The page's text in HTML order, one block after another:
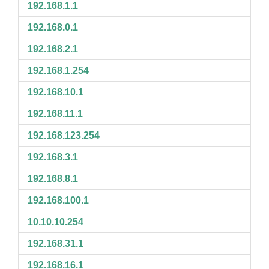
192.168.1.1
192.168.0.1
192.168.2.1
192.168.1.254
192.168.10.1
192.168.11.1
192.168.123.254
192.168.3.1
192.168.8.1
192.168.100.1
10.10.10.254
192.168.31.1
192.168.16.1